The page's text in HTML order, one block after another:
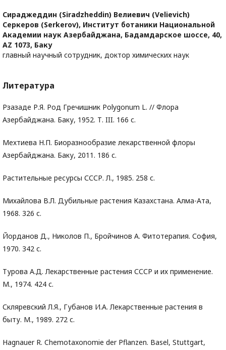
Сираджеддин (Siradzheddin) Велиевич (Velievich)
Серкеров (Serkerov), Институт ботаники Национальной
Академии наук Азербайджана, Бадамдарское шоссе, 40,
AZ 1073, Баку
главный научный сотрудник, доктор химических наук
Литература
Рзазаде Р.Я. Poд Гречишник Polygonum L. // Флора
Азербайджана. Баку, 1952. Т. III. 166 с.
Мехтиева Н.П. Биоразнообразие лекарственной флоры
Азербайджана. Баку, 2011. 186 с.
Растительные ресурсы СССР. Л., 1985. 258 с.
Михайлова В.Л. Дубильные растения Казахстана. Алма-Ата,
1968. 326 с.
Йорданов Д., Николов П., Бройчинов А. Фитотерапия. София,
1970. 342 с.
Турова А.Д. Лекарственные растения СССР и их применение.
М., 1974. 424 с.
Скляревский Л.Я., Губанов И.А. Лекарственные растения в
быту. М., 1989. 272 с.
Hagnauer R. Chemotaxonomie der Pflanzen. Basel, Stuttgart,